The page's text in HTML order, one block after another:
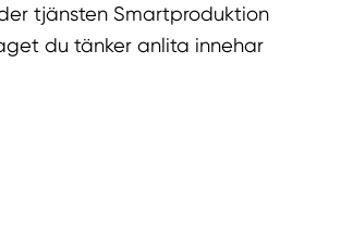
tjänsten Smartproduktion
du tänker anlita innehar